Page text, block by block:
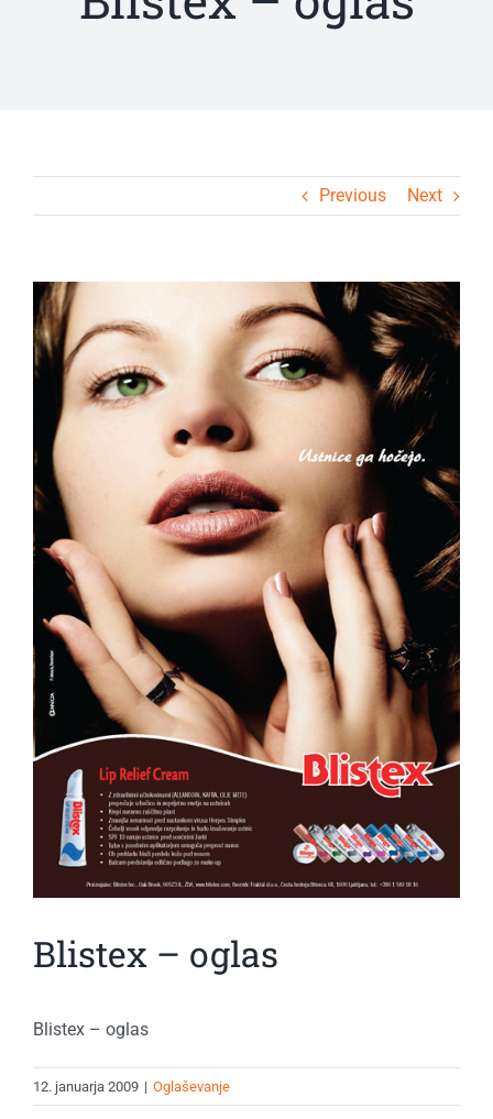
Previous Next
View
Larger
Image
Blistex – oglas
Blistex – oglas
12. januarja 2009 | Oglaševanje